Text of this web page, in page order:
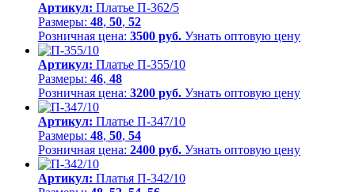
Артикул: Платье П-362/5
Размеры: 48, 50, 52
Розничная цена: 3500 руб. Узнать оптовую цену
Артикул: Платье П-355/10
Размеры: 46, 48
Розничная цена: 3200 руб. Узнать оптовую цену
Артикул: Платье П-347/10
Размеры: 48, 50, 54
Розничная цена: 2400 руб. Узнать оптовую цену
Артикул: Платья П-342/10